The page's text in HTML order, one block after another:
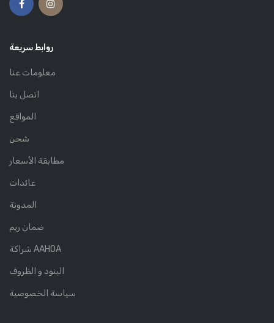
روابط سريعة
معلومات عنا
اتصل بنا
المواقع
شحن
مطابقة الأسعار
عائدات
المدونة
ضمان ريم
شراكة AAHOA
البنود و الظروف
سياسة الخصوصية